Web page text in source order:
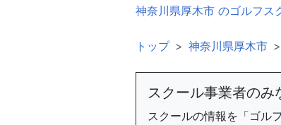
神奈川県厚木市 のゴルフス
トップ 神奈川県厚木市
スクール事業者のみ
スクールの情報を「ゴル